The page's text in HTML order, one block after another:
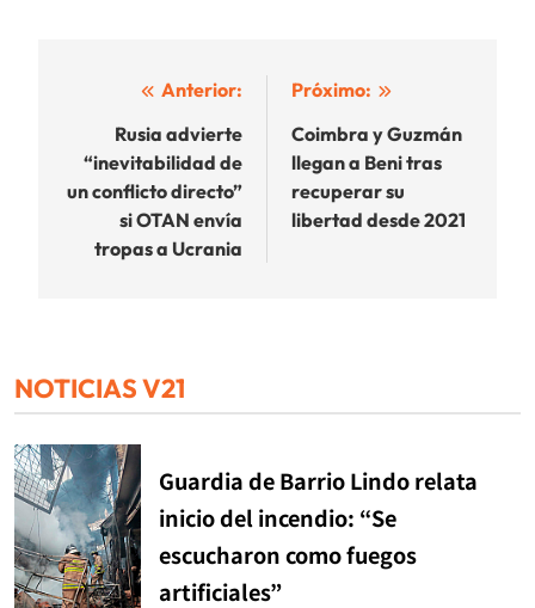
Navegación
entradas
Anterior:
Rusia advierte
“inevitabilidad de
un conflicto directo”
si OTAN envía
tropas a Ucrania
Próximo:
Coimbra y Guzmán
llegan a Beni tras
recuperar su
libertad desde 2021
NOTICIAS V21
Guardia de Barrio Lindo relata
inicio del incendio: “Se
escucharon como fuegos
artificiales”